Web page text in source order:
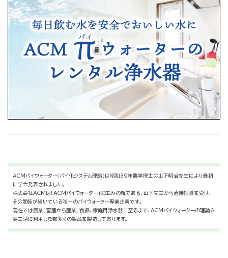
ACMパイウォーター（パイ化システム理論）は昭和39年農学博士の山下昭治先生により最初
に学会発表されました。
株式会社ACMは「ACMパイウォーター」の生みの親である、山下先生から直接指導を受け、
その関係が続いている唯一のパイウォーター専業企業です。
現在では農業、畜産から産業、食品、家庭用浄水器に至るまで、ACMパイウォーターの理論を
実生活に利用した数多くの製品を製造しております。